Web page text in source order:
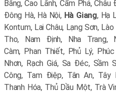
Bằng, Cao Lãnh, Cẩm Phả,
Đông Hà, Hà Nội, Hà Giang, Hạ
Kontum, Lai Châu, Lạng Sơn,
Tho, Nam Định, Nha Trang,
Càm, Phan Thiết, Phủ Lý,
Nhơn, Rạch Giá, Sa Đéc, Sầm
Công, Tam Điệp, Tân An, Tây
Thanh Hóa, Thủ Dầu Một, Trà